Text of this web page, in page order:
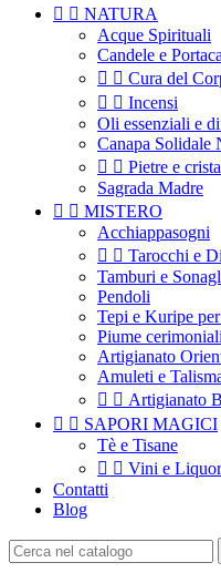
  NATURA
Acque Spirituali
Candele e
  Cura del
  Incensi
Oli essenziali e
Canapa Solidale
  Pietre e
Sagrada Madre
  MISTERO
Acchiappasogni
  Tarocchi e
Tamburi e
Pendoli
Tepi e Kuripe
Piume cerimoniali
Artigianato
Amuleti e
  Artigianato
  SAPORI MAGICI
Tè e Tisane
  Vini e
Contatti
Blog